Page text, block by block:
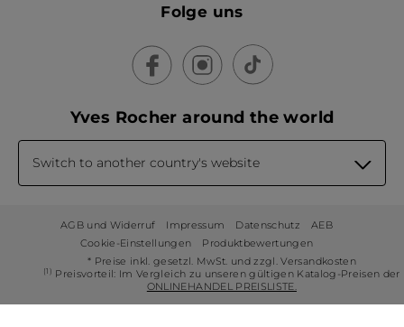
Folge uns
Yves Rocher around the world
Switch to another country's website
AGB und Widerruf Impressum Datenschutz
AEB
Cookie-Einstellungen
Produktbewertungen
* Preise inkl. gesetzl. MwSt. und zzgl. Versandkosten
(1) Preisvorteil: Im Vergleich zu unseren gültigen Katalog-Preisen der
ONLINEHANDEL PREISLISTE.